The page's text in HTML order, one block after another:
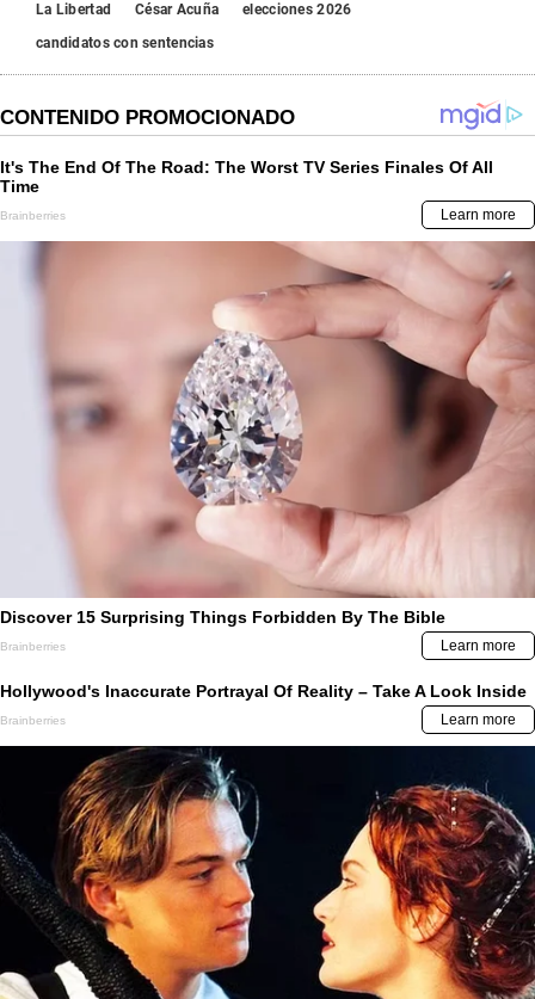
La Libertad César Acuña
elecciones 2026
candidatos con sentencias